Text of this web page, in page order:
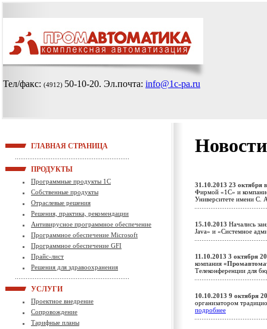
Тел/факс: (4912) 50-10-20. Эл.почта: info@1c-pa.ru
ГЛАВНАЯ СТРАНИЦА
ПРОДУКТЫ
Программные продукты 1С
Собственные продукты
Отраслевые решения
Решения, практика, рекомендации
Антивирусное программное обеспечение
Программное обеспечение Microsoft
Программное обеспечение GFI
Прайс-лист
Решения для здравоохранения
УСЛУГИ
Проектное внедрение
Сопровождение
Тарифные планы
31.10.2013 23 октября
Фирмой «1С» и
Университете имени
15.10.2013 Начались
Java» и «Системное
11.10.2013 3 октября
компания
Телеконференции для
10.10.2013 9 октября
организатором
подробнее